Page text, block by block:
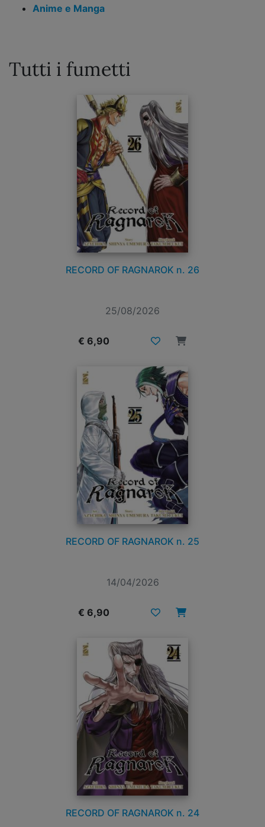
Anime e Manga
Tutti i fumetti
RECORD OF RAGNAROK n. 26
25/08/2026
€ 6,90
RECORD OF RAGNAROK n. 25
14/04/2026
€ 6,90
RECORD OF RAGNAROK n. 24